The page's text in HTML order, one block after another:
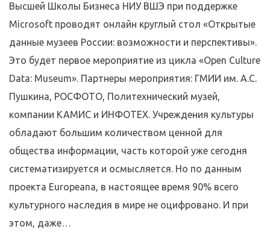
Высшей Школы Бизнеса НИУ ВШЭ при поддержке
Microsoft проводят онлайн круглый стол «Открытые
данные музеев России: возможности и перспективы».
Это будет первое мероприятие из цикла «Open Culture
Data: Museum». Партнеры мероприятия: ГМИИ им. А.С.
Пушкина, РОСФОТО, Политехнический музей,
компании КАМИС и ИНФОТЕХ. Учреждения культуры
обладают большим количеством ценной для
общества информации, часть которой уже сегодня
систематизируется и осмысляется. Но по данным
проекта Europeana, в настоящее время 90% всего
культурного наследия в мире не оцифровано. И при
этом, даже…